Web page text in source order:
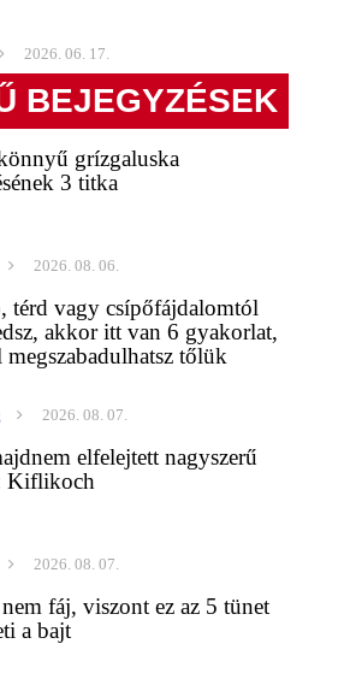
2026. 06. 17.
BEJEGYZÉSEK
grízgaluska
3 titka
2026. 08. 06.
térd vagy csípőfájdalomtól
akkor itt van 6 gyakorlat,
megszabadulhatsz tőlük
2026. 08. 07.
elfelejtett nagyszerű
Kiflikoch
2026. 08. 07.
fáj, viszont ez az 5 tünet
a bajt